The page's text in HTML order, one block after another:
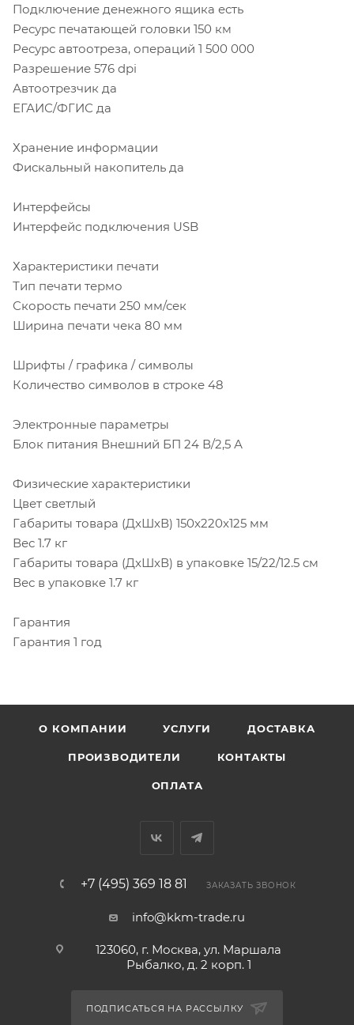
Подключение денежного ящика есть
Ресурс печатающей головки 150 км
Ресурс автоотреза, операций 1 500 000
Разрешение 576 dpi
Автоотрезчик да
ЕГАИС/ФГИС да
Хранение информации
Фискальный накопитель да
Интерфейсы
Интерфейс подключения USB
Характеристики печати
Тип печати термо
Скорость печати 250 мм/сек
Ширина печати чека 80 мм
Шрифты / графика / символы
Количество символов в строке 48
Электронные параметры
Блок питания Внешний БП 24 В/2,5 А
Физические характеристики
Цвет светлый
Габариты товара (ДxШxВ) 150x220x125 мм
Вес 1.7 кг
Габариты товара (ДxШxВ) в упаковке 15/22/12.5 см
Вес в упаковке 1.7 кг
Гарантия
Гарантия 1 год
О КОМПАНИИ УСЛУГИ ДОСТАВКА
ПРОИЗВОДИТЕЛИ КОНТАКТЫ
ОПЛАТА
+7 (495) 369 18 81 ЗАКАЗАТЬ ЗВОНОК
info@kkm-trade.ru
123060, г. Москва, ул. Маршала
Рыбалко, д. 2 корп. 1
ПОДПИСАТЬСЯ НА РАССЫЛКУ